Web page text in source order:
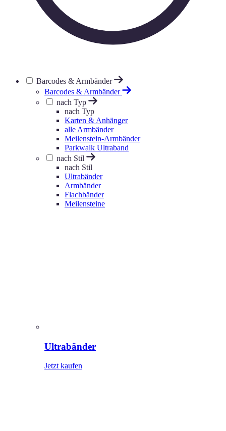
Barcodes & Armbänder
Barcodes & Armbänder
nach Typ
nach Typ
Karten & Anhänger
alle Armbänder
Meilenstein-Armbänder
Parkwalk Ultraband
nach Stil
nach Stil
Ultrabänder
Armbänder
Flachbänder
Meilensteine
Ultrabänder
Jetzt kaufen